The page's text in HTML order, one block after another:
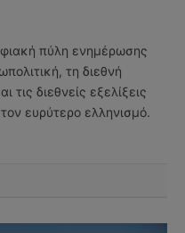
πύλη ενημέρωσης
τη διεθνή
διεθνείς εξελίξεις
ευρύτερο ελληνισμό.